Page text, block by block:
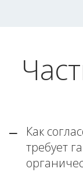
Как
требует